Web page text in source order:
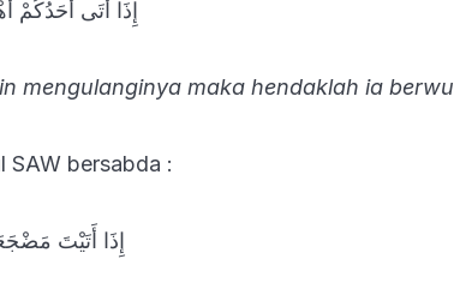
إِذَا أَتَى أَحَدُكُمْ
mengulanginya maka hendaklah ia
SAW bersabda :
إِذَا أَتَيْتَ